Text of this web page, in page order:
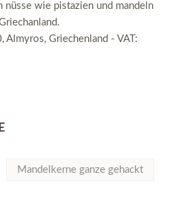
nüsse wie pistazien und mandeln
Griechenland - VAT:
Mandelkerne ganze gehackt